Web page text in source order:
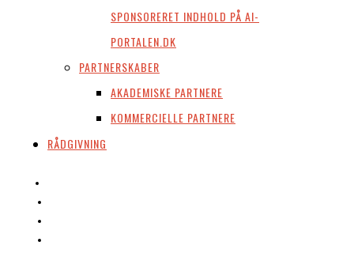
SPONSORERET INDHOLD PÅ AI-
PORTALEN.DK
PARTNERSKABER
AKADEMISKE PARTNERE
KOMMERCIELLE PARTNERE
RÅDGIVNING